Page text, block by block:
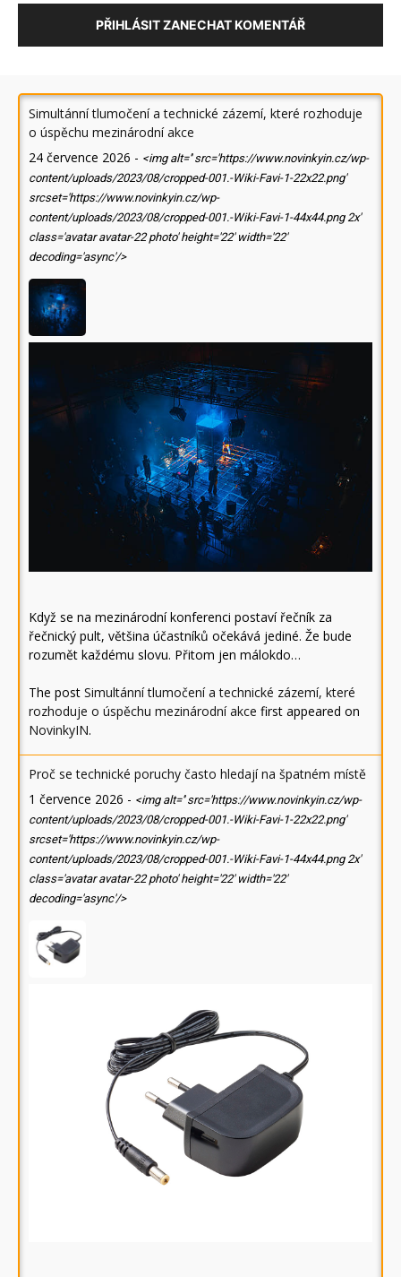
PŘIHLÁSIT ZANECHAT KOMENTÁŘ
Simultánní tlumočení a technické zázemí, které rozhoduje
o úspěchu mezinárodní akce
24 července 2026 - <img alt='' src='https://www.novinkyin.cz/wp-
content/uploads/2023/08/cropped-001.-Wiki-Favi-1-22x22.png'
srcset='https://www.novinkyin.cz/wp-
content/uploads/2023/08/cropped-001.-Wiki-Favi-1-44x44.png 2x'
class='avatar avatar-22 photo' height='22' width='22'
decoding='async'/>
Když se na mezinárodní konferenci postaví řečník za
řečnický pult, většina účastníků očekává jediné. Že bude
rozumět každému slovu. Přitom jen málokdo…
The post Simultánní tlumočení a technické zázemí, které
rozhoduje o úspěchu mezinárodní akce first appeared on
NovinkyIN.
Proč se technické poruchy často hledají na špatném místě
1 července 2026 - <img alt='' src='https://www.novinkyin.cz/wp-
content/uploads/2023/08/cropped-001.-Wiki-Favi-1-22x22.png'
srcset='https://www.novinkyin.cz/wp-
content/uploads/2023/08/cropped-001.-Wiki-Favi-1-44x44.png 2x'
class='avatar avatar-22 photo' height='22' width='22'
decoding='async'/>